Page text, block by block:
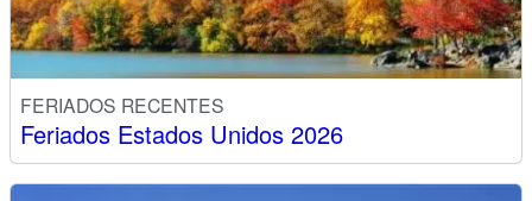
FERIADOS RECENTES
Feriados Estados Unidos 2026